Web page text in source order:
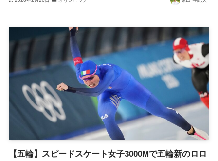
【五輪】スピードスケート女子3000Mで五輪新のロロ